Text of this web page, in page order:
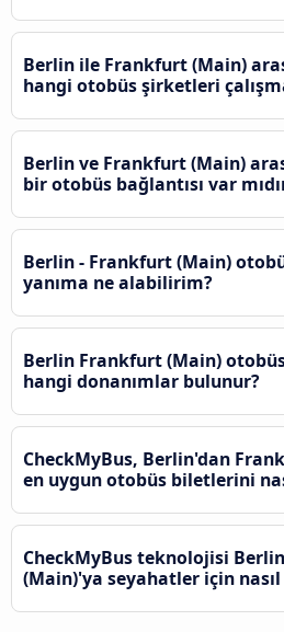
Berlin ile Frankfurt (Main)
hangi otobüs şirketleri
Berlin ve Frankfurt (Main)
bir otobüs bağlantısı var
Berlin - Frankfurt (Main)
yanıma ne alabilirim?
Berlin Frankfurt (Main)
hangi donanımlar bulunur?
CheckMyBus, Berlin'dan
en uygun otobüs biletlerini
CheckMyBus teknolojisi
(Main)'ya seyahatler için nasıl